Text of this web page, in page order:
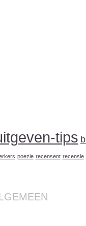
tips
poezie recensent recensie